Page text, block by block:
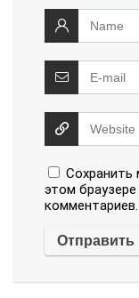
Сохранить
этом
комментариев.